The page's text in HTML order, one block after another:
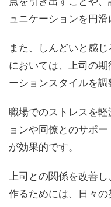
ュニケーションを円滑
また、しんどいと感
においては、上司の
ーションスタイルを調
職場でのストレスを
ョンや同僚とのサポ
が効果的です。
上司との関係を改善
作るためには、日々の